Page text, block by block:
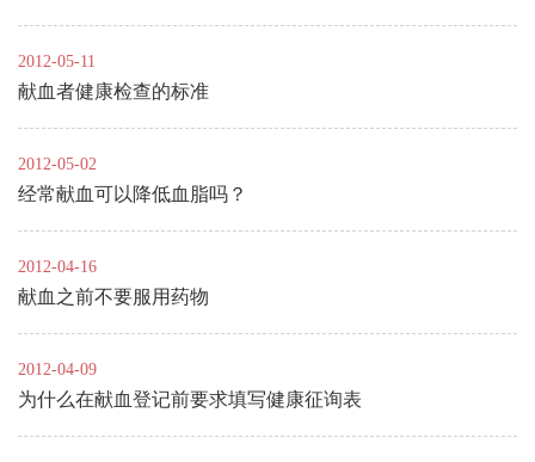
2012-05-11
献血者健康检查的标准
2012-05-02
经常献血可以降低血脂吗？
2012-04-16
献血之前不要服用药物
2012-04-09
为什么在献血登记前要求填写健康征询表